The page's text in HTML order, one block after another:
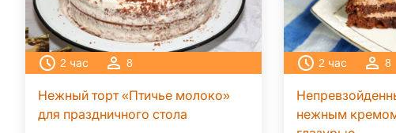
2 час 8
Нежный торт «Птичье молоко»
для праздничного стола
2 час 8
нежным